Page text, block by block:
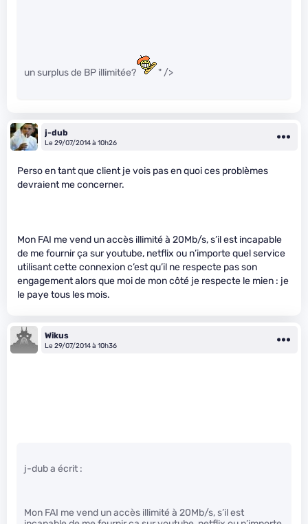
un surplus de BP illimitée? " />
j-dub
Le 29/07/2014 à 10h26
Perso en tant que client je vois pas en quoi ces problèmes
devraient me concerner.
Mon FAI me vend un accès illimité à 20Mb/s, s’il est incapable
de me fournir ça sur youtube, netflix ou n’importe quel service
utilisant cette connexion c’est qu’il ne respecte pas son
engagement alors que moi de mon côté je respecte le mien : je
le paye tous les mois.
Wikus
Le 29/07/2014 à 10h36
j-dub a écrit :
Mon FAI me vend un accès illimité à 20Mb/s, s’il est